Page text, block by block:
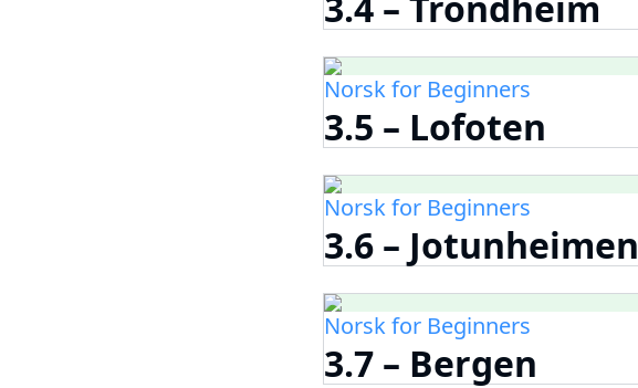
Norsk for Beginners
3.5 – Lofoten
Norsk for Beginners
3.6 – Jotunheimen
Norsk for Beginners
3.7 – Bergen